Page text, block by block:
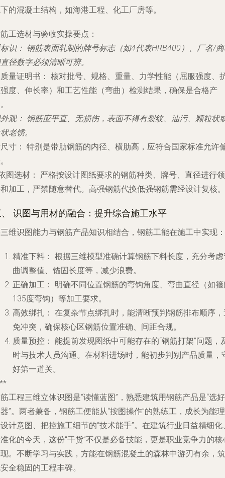
的混凝土结构，如海港工程、化工厂房等。
工选材与验收实操要点：
识： 钢筋表面轧制的牌号标志（如4代表HRB400）、厂名/
径数字必须清晰可辨。
量证明书： 核对批号、规格、重量、力学性能（屈服强度、
度、伸长率）和工艺性能（弯曲）检测结果，确保是合格产
观： 钢筋应平直、无损伤，表面不得有裂纹、油污、颗粒状
老锈。
寸： 特别是带肋钢筋的内径、横肋高，应符合国家标准允许
图选材：
严格按设计图纸要求的钢筋种类、牌号、直径进行领
加工，严禁随意替代。高强钢筋代换低强钢筋需经设计复核。
识图与用材的融合：提升综合施工水平
维识图能力与钢筋产品知识相结合，钢筋工能在施工中实现：
精准下料： 根据三维模型准确计算钢筋下料长度，充分考
曲调整值、锚固长度等，减少浪费。
正确加工：
明确不同位置钢筋的弯钩角度、弯曲直径（如
135度弯钩）等加工要求。
高效绑扎： 在复杂节点绑扎时，能清晰预判钢筋排布顺序
免冲突，确保核心区钢筋位置准确、间距合规。
质量预控： 能提前发现图纸中可能存在的“钢筋打架”问题，
时与技术人员沟通。在材料进场时，能初步判别产品质量，
好第一道关。
工程三维立体识图是“读懂蓝图”，熟悉建筑用钢筋产品是“选好
”。两者兼备，钢筋工便能从“按图操作”的熟练工，成长为能理
计意图、把控施工细节的“技术能手”。在建筑行业日益精细化
化的今天，这份“干货”不仅是必备技能，更是职业竞争力的核
。不断学习与实践，方能在钢筋混凝土的森林中游刃有余，筑
全稳固的工程丰碑。